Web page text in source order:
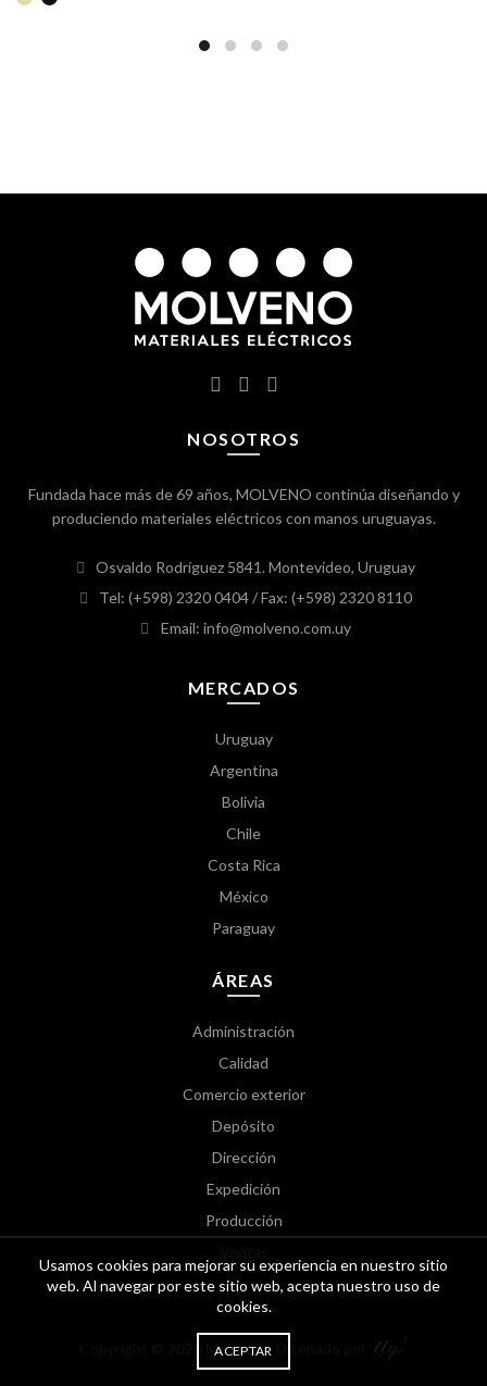
NOSOTROS
Fundada hace más de 69 años, MOLVENO continúa diseñando y
produciendo materiales eléctricos con manos uruguayas.
Osvaldo Rodríguez 5841. Montevideo, Uruguay
Tel: (+598) 2320 0404/ Fax: (+598) 2320 8110
Email: info@molveno.com.uy
MERCADOS
Uruguay
Argentina
Bolivia
Chile
Costa Rica
México
Paraguay
ÁREAS
Administración
Calidad
Comercio exterior
Depósito
Dirección
Expedición
Producción
Copyright © 2026 Molveno - Diseñado por
Usamos cookies para mejorar su experiencia en nuestro sitio
web. Al navegar por este sitio web, acepta nuestro uso de
cookies.
ACEPTAR